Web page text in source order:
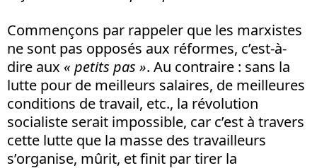
Commençons par rappeler que les marxistes
ne sont pas opposés aux réformes, c’est-à-
dire aux « petits pas ». Au contraire : sans la
lutte pour de meilleurs salaires, de meilleures
conditions de travail, etc., la révolution
socialiste serait impossible, car c’est à travers
cette lutte que la masse des travailleurs
s’organise, mûrit, et finit par tirer la